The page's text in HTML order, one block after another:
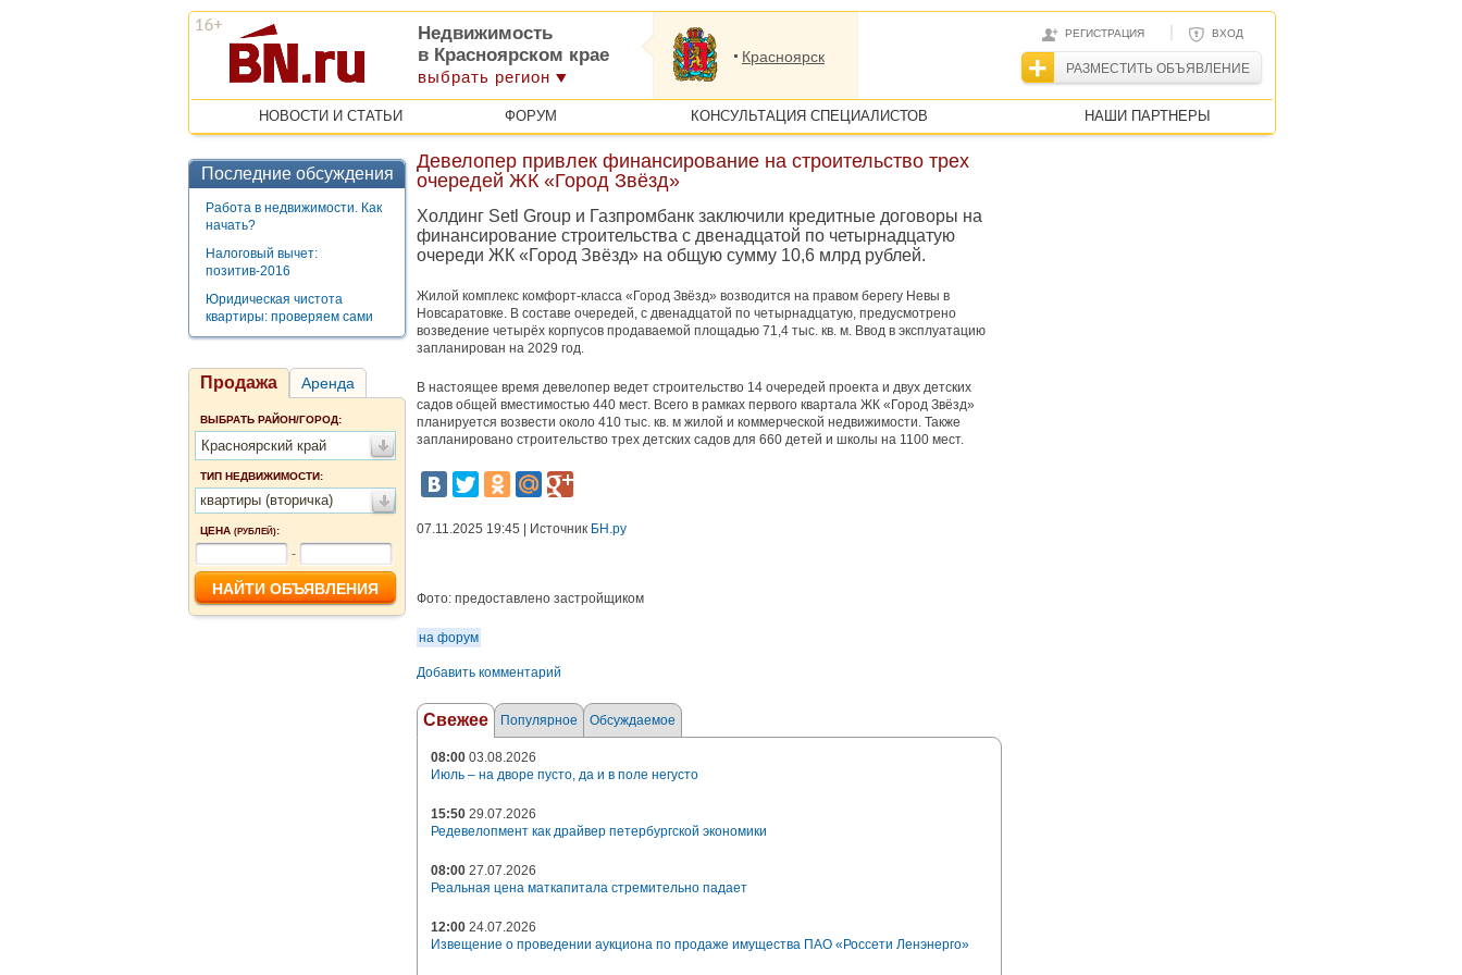
РЕГИСТРАЦИЯ | ВХОД
РАЗМЕСТИТЬ ОБЪЯВЛЕНИЕ
Недвижимость
в Красноярском крае
выбрать регион
Красноярск
НОВОСТИ И СТАТЬИ ФОРУМ КОНСУЛЬТАЦИЯ СПЕЦИАЛИСТОВ НАШИ ПАРТНЕРЫ
Последние обсуждения
Работа в недвижимости. Как
начать?
Налоговый вычет:
позитив-2016
Юридическая чистота
квартиры: проверяем сами
Продажа Аренда
ВЫБРАТЬ РАЙОН/ГОРОД:
Красноярский край
ТИП НЕДВИЖИМОСТИ:
квартиры (вторичка)
ЦЕНА (РУБЛЕЙ):
-
Девелопер привлек финансирование на строительство трех
очередей ЖК «Город Звёзд»
Холдинг Setl Group и Газпромбанк заключили кредитные договоры на
финансирование строительства с двенадцатой по четырнадцатую
очереди ЖК «Город Звёзд» на общую сумму 10,6 млрд рублей.
Жилой комплекс комфорт-класса «Город Звёзд» возводится на правом берегу Невы в
Новсаратовке. В составе очередей, с двенадцатой по четырнадцатую, предусмотрено
возведение четырёх корпусов продаваемой площадью 71,4 тыс. кв. м. Ввод в эксплуатацию
запланирован на 2029 год.
В настоящее время девелопер ведет строительство 14 очередей проекта и двух детских
садов общей вместимостью 440 мест. Всего в рамках первого квартала ЖК «Город Звёзд»
планируется возвести около 410 тыс. кв. м жилой и коммерческой недвижимости. Также
запланировано строительство трех детских садов для 660 детей и школы на 1100 мест.
07.11.2025 19:45 | Источник БН.ру
Фото: предоставлено застройщиком
на форум
Добавить комментарий
Свежее Популярное Обсуждаемое
08:00 03.08.2026
Июль – на дворе пусто, да и в поле негусто
15:50 29.07.2026
Редевелопмент как драйвер петербургской экономики
08:00 27.07.2026
Реальная цена маткапитала стремительно падает
12:00 24.07.2026
Извещение о проведении аукциона по продаже имущества ПАО «Россети Ленэнерго»